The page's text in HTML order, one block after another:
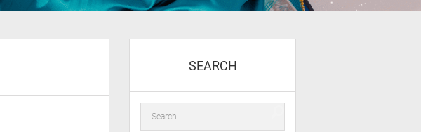
SEARCH